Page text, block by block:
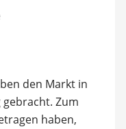
den Markt in
Zum
haben,